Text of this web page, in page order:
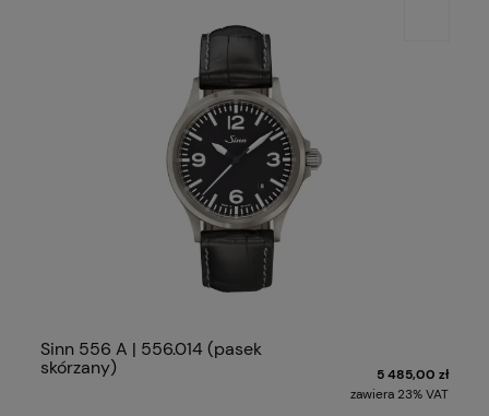
Sinn 556 A | 556.014 (pasek
skórzany)
5 485,00 zł
zawiera 23% VAT